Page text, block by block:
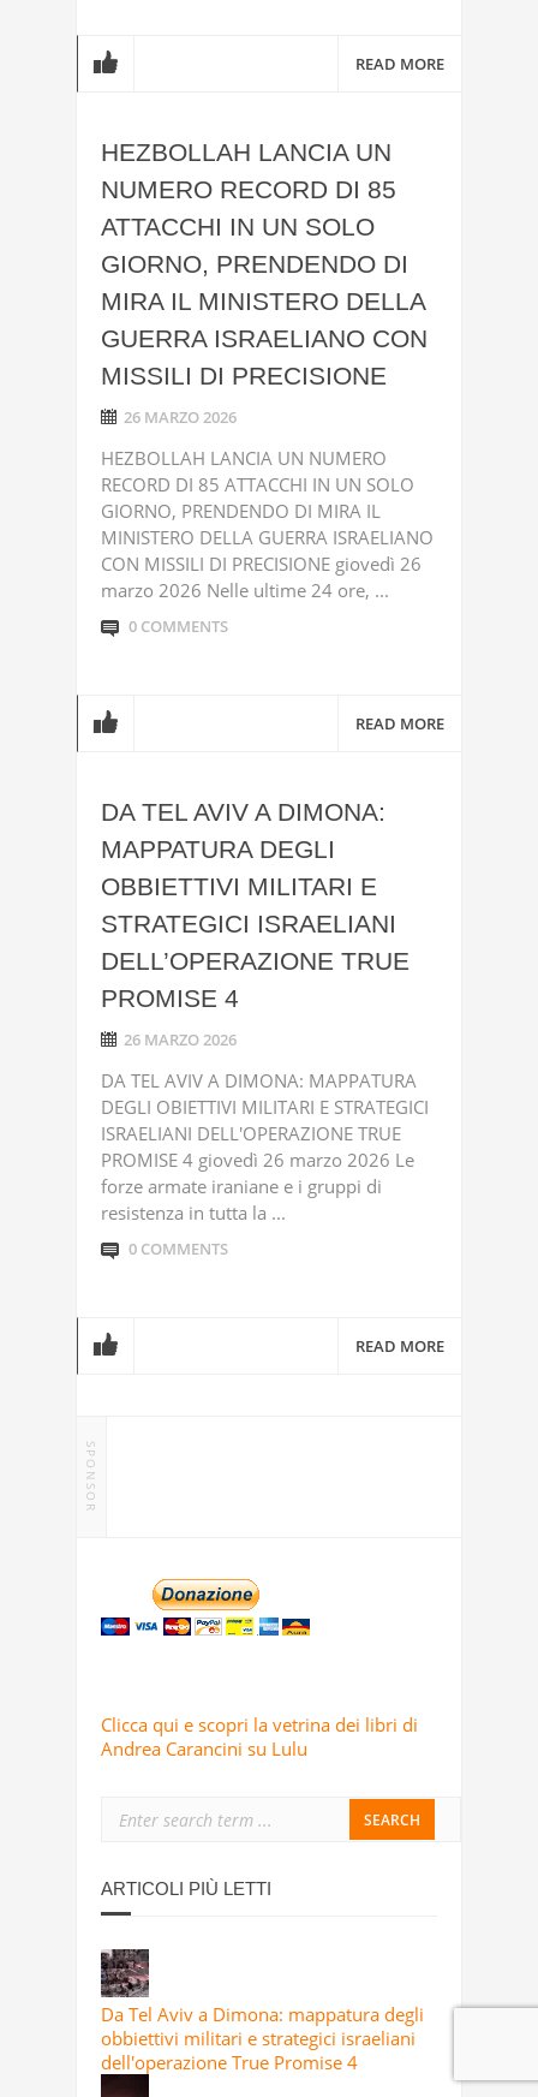
READ MORE
HEZBOLLAH LANCIA UN
NUMERO RECORD DI 85
ATTACCHI IN UN SOLO
GIORNO, PRENDENDO DI
MIRA IL MINISTERO DELLA
GUERRA ISRAELIANO CON
MISSILI DI PRECISIONE
26 MARZO 2026
HEZBOLLAH LANCIA UN NUMERO
RECORD DI 85 ATTACCHI IN UN SOLO
GIORNO, PRENDENDO DI MIRA IL
MINISTERO DELLA GUERRA ISRAELIANO
CON MISSILI DI PRECISIONE giovedì 26
marzo 2026 Nelle ultime 24 ore, ...
0 COMMENTS
READ MORE
DA TEL AVIV A DIMONA:
MAPPATURA DEGLI
OBBIETTIVI MILITARI E
STRATEGICI ISRAELIANI
DELL’OPERAZIONE TRUE
PROMISE 4
26 MARZO 2026
DA TEL AVIV A DIMONA: MAPPATURA
DEGLI OBIETTIVI MILITARI E STRATEGICI
ISRAELIANI DELL'OPERAZIONE TRUE
PROMISE 4 giovedì 26 marzo 2026 Le
forze armate iraniane e i gruppi di
resistenza in tutta la ...
0 COMMENTS
READ MORE
SPONSOR
Clicca qui e scopri la vetrina dei libri di
Andrea Carancini su Lulu
ARTICOLI PIÙ LETTI
Da Tel Aviv a Dimona: mappatura degli
obbiettivi militari e strategici israeliani
dell'operazione True Promise 4